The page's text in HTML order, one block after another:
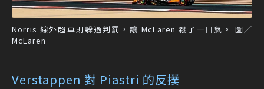
Norris 線外超車則躲過判罰，讓 McLaren 鬆了一口氣。 圖／
McLaren
Verstappen 對 Piastri 的反撲